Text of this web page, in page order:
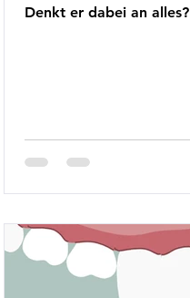
Denkt er dabei an alles?